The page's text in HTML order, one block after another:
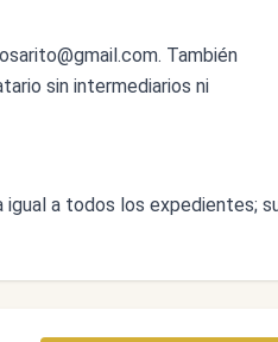
. También
sin intermediarios ni
a todos los expedientes;